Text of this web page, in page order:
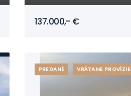
137.000,- €
PREDANÉ VRÁTANE PROVÍZIE